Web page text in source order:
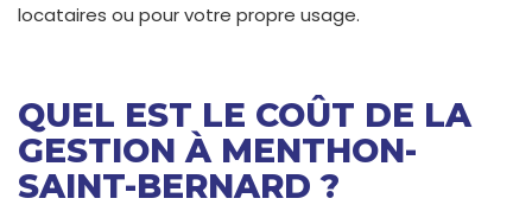
locataires ou pour votre propre usage.
QUEL EST LE COÛT DE LA
GESTION À MENTHON-
SAINT-BERNARD ?